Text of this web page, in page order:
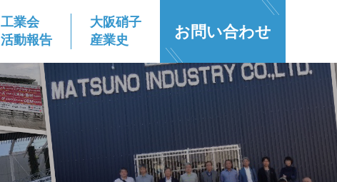
工業会
活動報告
大阪硝子
産業史
お問い合わせ